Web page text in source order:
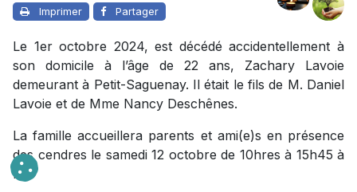
Imprimer Partager
Le 1er octobre 2024, est décédé accidentellement à
son domicile à l’âge de 22 ans, Zachary Lavoie
demeurant à Petit-Saguenay. Il était le fils de M. Daniel
Lavoie et de Mme Nancy Deschênes.
La famille accueillera parents et ami(e)s en présence
des cendres le samedi 12 octobre de 10hres à 15h45 à
l’